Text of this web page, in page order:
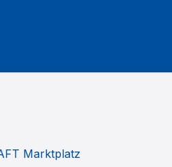
Marktplatz